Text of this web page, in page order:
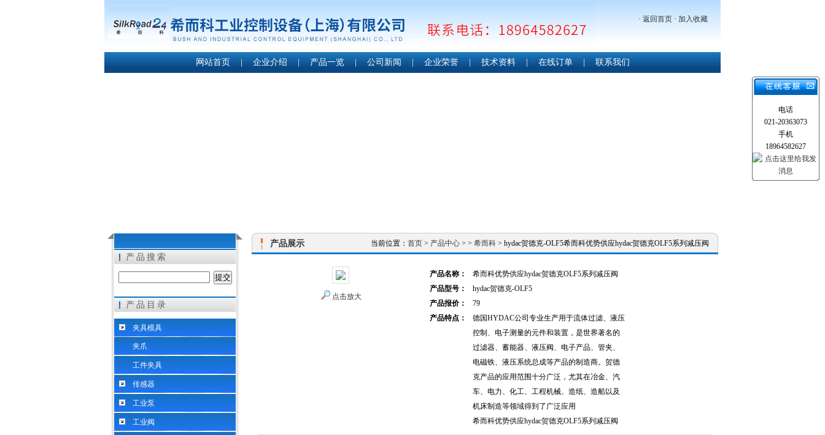
希而科工业控制设备（上海）有限公司
· 返回首页 · 加入收藏
网站首页 | 企业介绍 | 产品一览 | 公司新闻 | 企业荣誉 | 技术资料 | 在线订单 | 联系我们
产品搜索
产品目录
夹具模具
夹爪
工件夹具
传感器
工业泵
工业阀
产品展示 当前位置： 首页 > 产品中心 > > 希而科 > hydac贺德克-OLF5希而科优势供应hydac贺德克OLF5系列减压阀
点击放大
产品名称：
希而科优势供应hydac贺德克OLF5系列减压阀
产品型号：
hydac贺德克-OLF5
产品报价：
79
产品特点：
德国HYDAC公司专业生产用于流体过滤、液压
控制、电子测量的元件和装置，是世界著名的
过滤器、蓄能器、液压阀、电子产品、管夹、
电磁铁、液压系统总成等产品的制造商。贺德
克产品的应用范围十分广泛，尤其在冶金、汽
车、电力、化工、工程机械、造纸、造船以及
机床制造等领域得到了广泛应用
希而科优势供应hydac贺德克OLF5系列减压阀
电话
021-20363073
手机
18964582627